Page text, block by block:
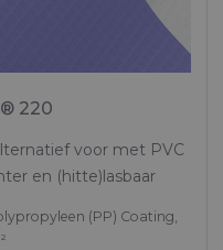
220
voor met PVC
en (hitte)lasbaar
(PP) Coating,